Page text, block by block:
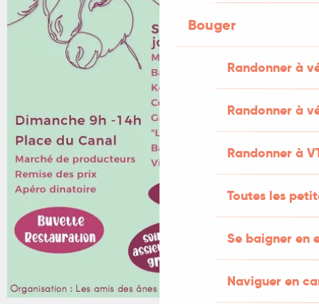
Bouger
Randonner à
Randonner à
Randonner à
Toutes les
Se baigner en
Naviguer en